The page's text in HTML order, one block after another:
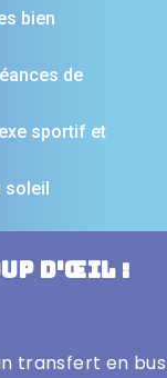
bien
de
sportif et
d'œil :
transfert en bus